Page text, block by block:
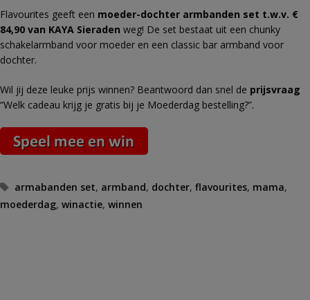
Flavourites geeft een moeder-dochter armbanden set t.w.v. €
84,90 van KAYA Sieraden weg! De set bestaat uit een chunky
schakelarmband voor moeder en een classic bar armband voor
dochter.
Wil jij deze leuke prijs winnen? Beantwoord dan snel de prijsvraag
“Welk cadeau krijg je gratis bij je Moederdag bestelling?”.
Tags
armabanden set, armband, dochter,flavourites, mama,
moederdag, winactie, winnen